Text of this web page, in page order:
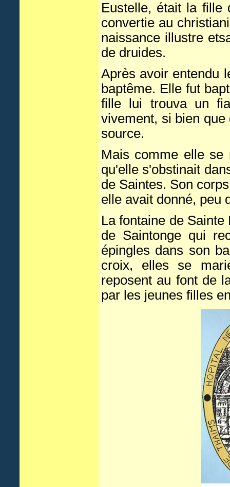
Eustelle, était la fille
convertie au
naissance illustre
de druides.
Après avoir entendu
baptême. Elle fut
fille lui trouva un
vivement, si bien
source.
Mais comme elle se
qu'elle s'obstinait
de Saintes. Son
elle avait donné, peu
La fontaine de
de Saintonge qui
épingles dans son
croix, elles se
reposent au font de
par les jeunes filles